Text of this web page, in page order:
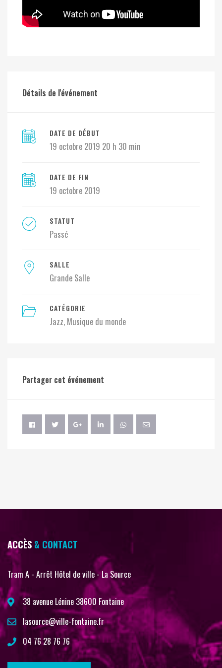
Détails de l'événement
DATE DE DÉBUT
19 octobre 2019 20 h 30 min
DATE DE FIN
19 octobre 2019
STATUT
Passé
SALLE
Grande Salle
CATÉGORIE
Jazz Musique du monde
Partager cet événement
ACCÈS & CONTACT
Tram A - Arrêt Hôtel de ville - La Source
38 avenue Lénine 38600 Fontaine
lasource@ville-fontaine.fr
04 76 28 76 76